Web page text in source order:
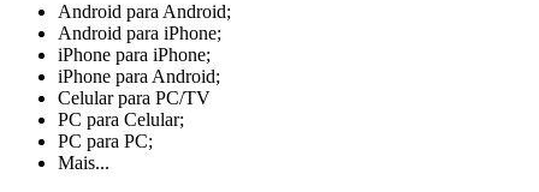
Android para Android;
Android para iPhone;
iPhone para iPhone;
iPhone para Android;
Celular para PC/TV
PC para Celular;
PC para PC;
Mais...